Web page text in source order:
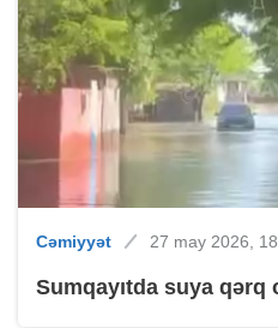
Cəmiyyət 27 may 2026,
Sumqayıtda suya qərq